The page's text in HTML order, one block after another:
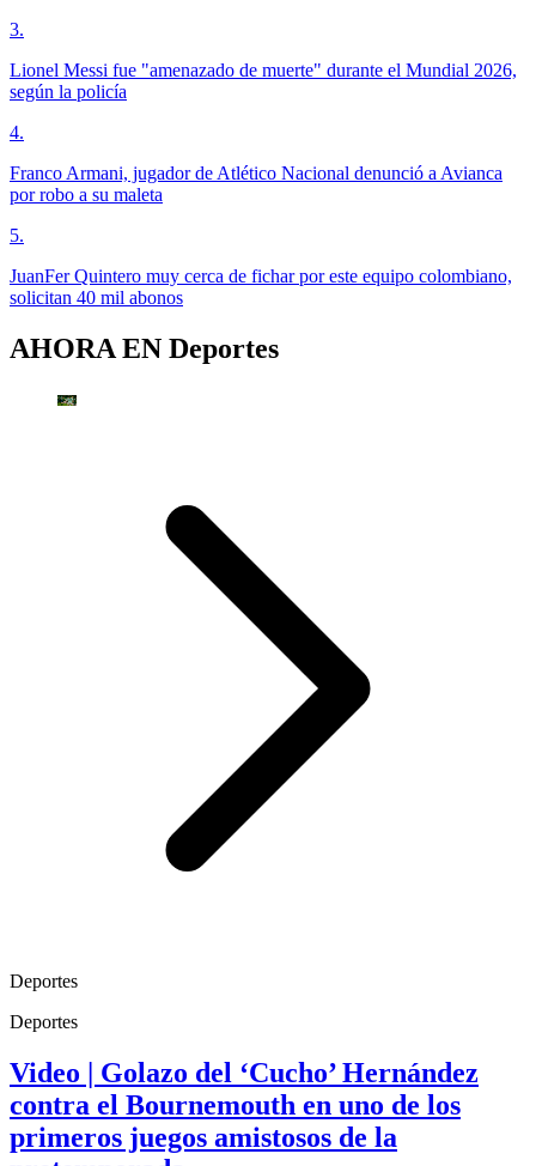
3.
Lionel Messi fue "amenazado de muerte" durante el Mundial 2026,
según la policía
4.
Franco Armani, jugador de Atlético Nacional denunció a Avianca
por robo a su maleta
5.
JuanFer Quintero muy cerca de fichar por este equipo colombiano,
solicitan 40 mil abonos
AHORA EN Deportes
Deportes
Deportes
Video | Golazo del ‘Cucho’ Hernández
contra el Bournemouth en uno de los
primeros juegos amistosos de la